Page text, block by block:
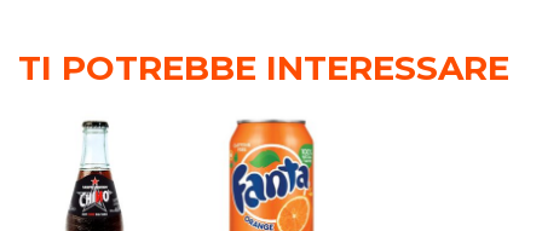
TI POTREBBE INTERESSARE